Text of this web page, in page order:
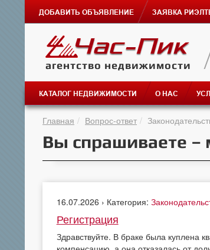
ДОБАВИТЬ ОБЪЯВЛЕНИЕ ЗАЯВКА
агентство недвижимости
КАТАЛОГ НЕДВИЖИМОСТИ О НАС
Главная Вопрос-ответ
Вы спрашиваете –
16.07.2026 › Категория:
Регистрация
Здравствуйте. В браке была куплена